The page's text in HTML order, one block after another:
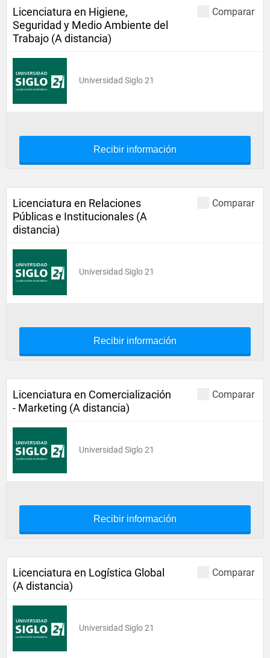
Comparar
Licenciatura en Higiene,
Seguridad y Medio Ambiente del
Trabajo (A distancia)
Universidad Siglo 21
Recibir información
Comparar
Licenciatura en Relaciones
Públicas e Institucionales (A
distancia)
Universidad Siglo 21
Recibir información
Comparar
Licenciatura en Comercialización
- Marketing (A distancia)
Universidad Siglo 21
Recibir información
Comparar
Licenciatura en Logística Global
(A distancia)
Universidad Siglo 21